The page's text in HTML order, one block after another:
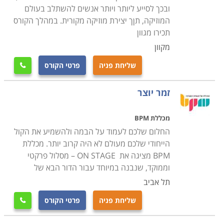
ההקלטות, ורק לבסוף להשלים באולפן חלקים המחייבים
זאת בעיני המפיק והאמן.
בדיעבד, התמורות שחלו בשוק ההקלטות תרמו
לדמוקרטיזציה של ההיצע; הפצת וקידום מוסיקה חדשה
אינה מחייבת עוד חברת הקלטות ממוסדת או אפילו עצמאית
המאפשרת השקעה כספית כבדה, אלא די גם בכלים
מהבית.
למי זה מתאים
כמו באומנות הצילום, אשר המחשב פותח את תוצריה לכל
שינוי שמבקש האמן, כך גם הסאונד מקבל על המחשב
תצורה דיגיטלית, המאפשרת עריכה חופשית וכל מניפולציה
כמעט שירצה היוצר. כך באמצעות התוכנות הדיגיטליות
הייעודיות ניתן להפיק הקלטות בשלות להפצה מסחרית.
ובכך לסייע ליותר ויותר אנשים להשתלב בעולם
המוזיקה, תןך יצירת מוזיקה מקורית. במהלך הקורס
תכירו מגוון
מקוון
שליחת פניה פרטי הקורס 
זמר יוצר
מכללת BPM
החלום שלכם לעמוד על הבמה ולהשמיע את הקול
הייחודי שלכם מעולם לא היה קרוב יותר. מכללת
BPM מציגה את ON STAGE – מסלול פרקטי
וממוקד, שנבנה במיוחד עבור הדור הבא של
תל אביב
שליחת פניה פרטי הקורס 